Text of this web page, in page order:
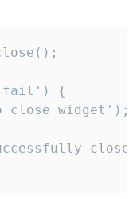
'fail') {
close widget');